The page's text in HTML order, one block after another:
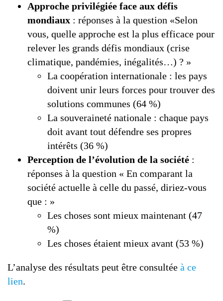
Approche privilégiée face aux défis
mondiaux : réponses à la question «Selon
vous, quelle approche est la plus efficace pour
relever les grands défis mondiaux (crise
climatique, pandémies, inégalités…) ? »
La coopération internationale : les pays
doivent unir leurs forces pour trouver des
solutions communes (64 %)
La souveraineté nationale : chaque pays
doit avant tout défendre ses propres
intérêts (36 %)
Perception de l’évolution de la société :
réponses à la question « En comparant la
société actuelle à celle du passé, diriez-vous
que : »
Les choses sont mieux maintenant (47
%)
Les choses étaient mieux avant (53 %)
L’analyse des résultats peut être consultée à ce
lien.